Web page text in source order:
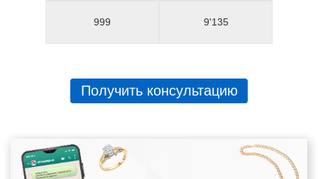
999 9'135
Получить консультацию